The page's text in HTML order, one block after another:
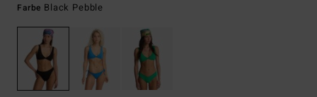
Farbe Black Pebble